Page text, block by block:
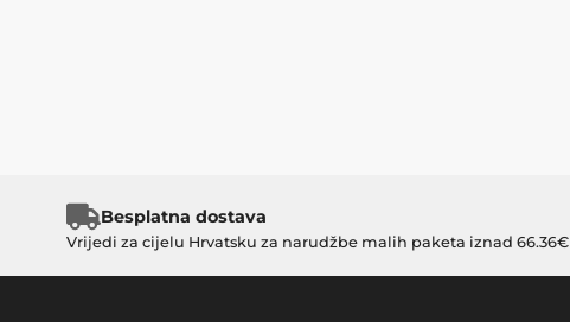
Besplatna dostava
Vrijedi za cijelu Hrvatsku za narudžbe malih paketa iznad 66.36€